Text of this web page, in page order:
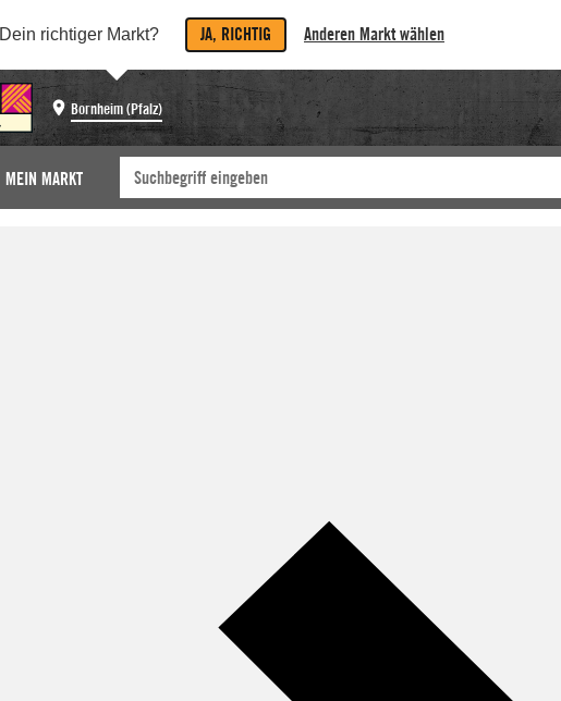
Dein richtiger Markt? JA, RICHTIG Anderen Markt wählen
Bornheim (Pfalz)
MEIN MARKT